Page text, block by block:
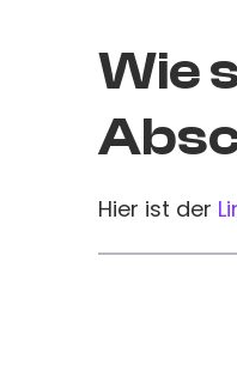
Wie
Hier ist der